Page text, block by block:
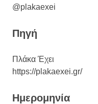
@plakaexei
Πηγή
Πλάκα Έχει
https://plakaexei.gr/
Ημερομηνία